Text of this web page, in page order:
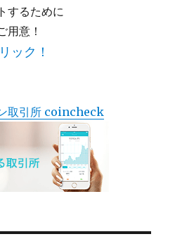
するために
用意！
ック！
取引所 coincheck